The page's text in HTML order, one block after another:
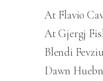
At Flavio
At Gjergj
Blendi Fevziu
Dawn